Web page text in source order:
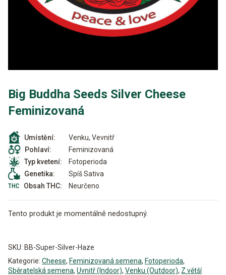
Big Buddha Seeds Silver Cheese
Feminizovaná
Umístění:
Venku, Vevnitř
Pohlaví:
Feminizovaná
Typ kvetení:
Fotoperioda
Genetika:
Spíš Sativa
Obsah THC:
Neurčeno
Tento produkt je momentálně nedostupný.
SKU: BB-Super-Silver-Haze
Kategorie: Cheese, Feminizovaná semena, Fotoperioda,
Sběratelská semena, Uvnitř (Indoor), Venku (Outdoor), Z větší